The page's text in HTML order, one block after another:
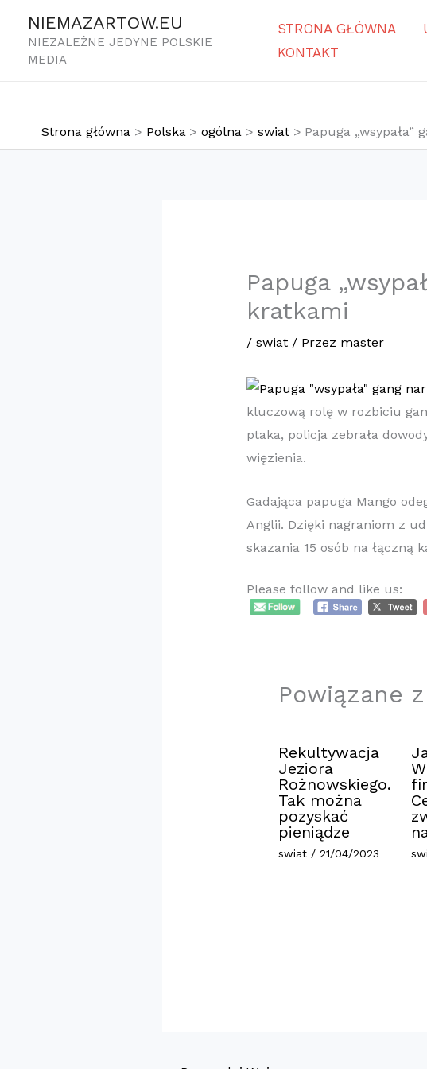
treści
NIEMAZARTOW.EU
NIEZALEŻNE JEDYNE POLSKIE
MEDIA
STRONA GŁÓWNA
KONTAKT
Strona główna Polska ogólna swiat Papuga „wsypała”
Papuga
kratkami
/swiat / Przez master
kluczową rolę w rozbiciu
ptaka, policja zebrała
więzienia.
Gadająca papuga Mango
Anglii. Dzięki nagraniom z
skazania 15 osób na łączną
Please follow and like us:
Powiązane
Rekultywacja
Jeziora
Rożnowskiego.
Tak można
pozyskać
pieniądze
swiat /21/04/2023